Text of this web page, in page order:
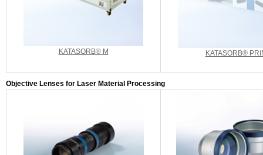
KATASORB® M KATASORB®
Objective Lenses for Laser Material Processing